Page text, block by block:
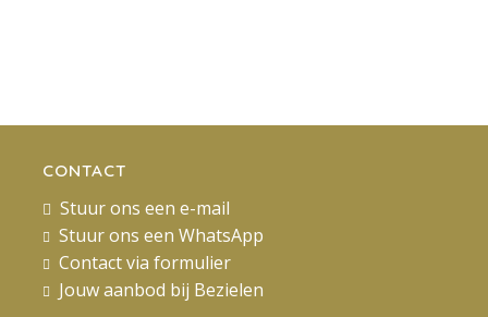
CONTACT
Stuur ons een e-mail
Stuur ons een WhatsApp
Contact via formulier
Jouw aanbod bij Bezielen